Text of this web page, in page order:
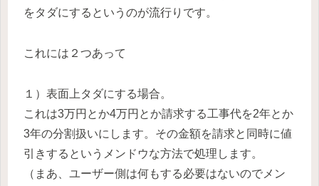
をタダにするというのが流行りです。
これには２つあって
１）表面上タダにする場合。
これは3万円とか4万円とか請求する工事代を2年とか
3年の分割扱いにします。その金額を請求と同時に値
引きするというメンドウな方法で処理します。
（まあ、ユーザー側は何もする必要はないのでメン